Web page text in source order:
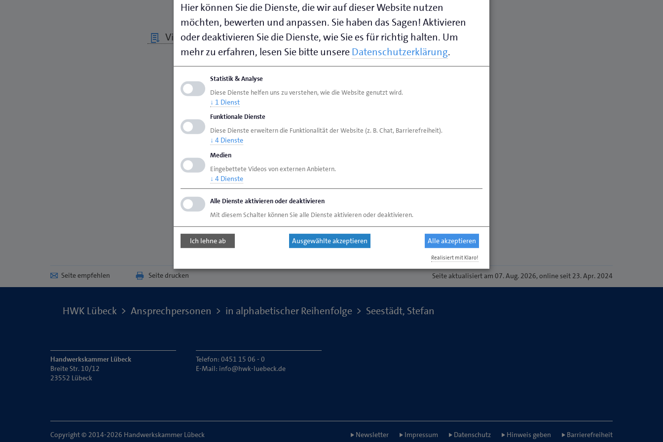
Visitenkarte speichern (.vcf)
Seite empfehlen Seite drucken Seiteaktualisiert am 07. Aug. 2026, online seit 23. Apr. 2024
HWK Lübeck Ansprechpersonen in alphabetischer Reihenfolge Seestädt, Stefan
Handwerkskammer Lübeck
Breite Str. 10/12
23552 Lübeck
Telefon: 0451 15 06 - 0
E-Mail: info@hwk-luebeck.de
Copyright © 2014-2026 Handwerkskammer Lübeck Newsletter Impressum Datenschutz Hinweis geben Barrierefreiheit
Hier können Sie die Dienste, die wir auf dieser Website nutzen
möchten, bewerten und anpassen. Sie haben das Sagen! Aktivieren
oder deaktivieren Sie die Dienste, wie Sie es für richtig halten. Um
mehr zu erfahren, lesen Sie bitte unsereDatenschutzerklärung.
Statistik & Analyse
Diese Dienste helfen uns zu verstehen, wie die Website genutzt wird.
↓ 1 Dienst
Funktionale Dienste
Diese Dienste erweitern die Funktionalität der Website (z. B. Chat, Barrierefreiheit).
↓ 4 Dienste
Medien
Eingebettete Videos von externen Anbietern.
↓ 4 Dienste
Alle Dienste aktivieren oder deaktivieren
Mit diesem Schalter können Sie alle Dienste aktivieren oder deaktivieren.
Ich lehne ab Ausgewählte akzeptieren Alle akzeptieren
Realisiert mit Klaro!